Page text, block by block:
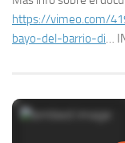
https://vimeo.com/
bayo-del-barrio-di…